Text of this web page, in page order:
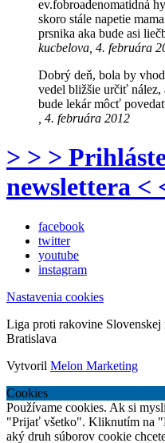
ev.fobroadenomatidná
skoro stále napetie
prsnika aka bude asi
kucbelova, 4. februára
Dobrý deň, bola by
vedel bližšie určiť
bude lekár môcť
, 4. februára 2012
> > >
newslettera <
facebook
twitter
youtube
instagram
Nastavenia cookies
Liga proti rakovine
Bratislava
Vytvoril Melon Marketing
Cookies
Používame cookies. Ak si
"Prijať všetko". Kliknutím na
aký druh súborov cookie